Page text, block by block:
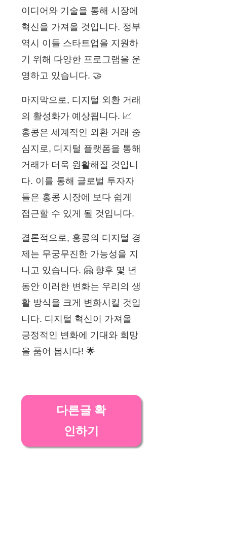
이디어와 기술을 통해 시장에
혁신을 가져올 것입니다. 정부
역시 이들 스타트업을 지원하
기 위해 다양한 프로그램을 운
영하고 있습니다. 🤝
마지막으로, 디지털 외환 거래
의 활성화가 예상됩니다. 📈
홍콩은 세계적인 외환 거래 중
심지로, 디지털 플랫폼을 통해
거래가 더욱 원활해질 것입니
다. 이를 통해 글로벌 투자자
들은 홍콩 시장에 보다 쉽게
접근할 수 있게 될 것입니다.
결론적으로, 홍콩의 디지털 경
제는 무궁무진한 가능성을 지
니고 있습니다. 🤗 향후 몇 년
동안 이러한 변화는 우리의 생
활 방식을 크게 변화시킬 것입
니다. 디지털 혁신이 가져올
긍정적인 변화에 기대와 희망
을 품어 봅시다! 🌟
다른글 확
인하기